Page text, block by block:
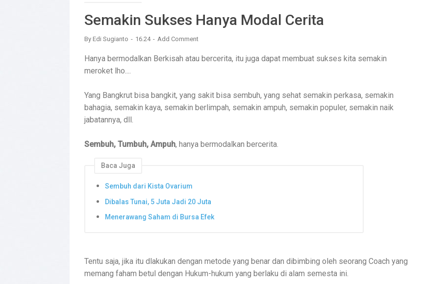
Semakin Sukses Hanya Modal Cerita
By Edi Sugianto 16.24 Add Comment
Hanya bermodalkan Berkisah atau bercerita, itu juga dapat membuat sukses kita semakin
meroket lho....
Yang Bangkrut bisa bangkit, yang sakit bisa sembuh, yang sehat semakin perkasa, semakin
bahagia, semakin kaya, semakin berlimpah, semakin ampuh, semakin populer, semakin naik
jabatannya, dll.
Sembuh, Tumbuh, Ampuh, hanya bermodalkan bercerita.
Baca Juga
Sembuh dari Kista Ovarium
Dibalas Tunai, 5 Juta Jadi 20 Juta
Menerawang Saham di Bursa Efek
Tentu saja, jika itu dlakukan dengan metode yang benar dan dibimbing oleh seorang Coach yang
memang faham betul dengan Hukum-hukum yang berlaku di alam semesta ini.